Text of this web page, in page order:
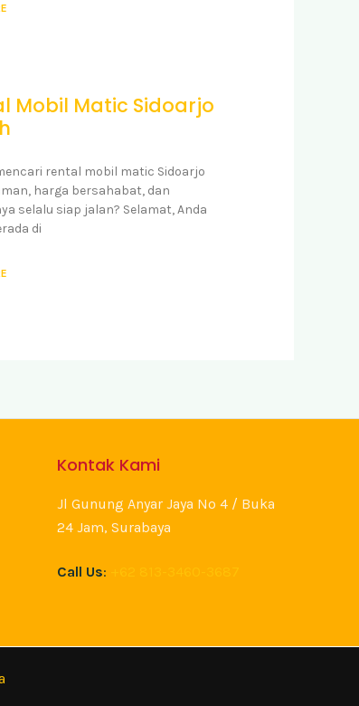
Mobil Matic Sidoarjo
rental mobil matic Sidoarjo
harga bersahabat, dan
selalu siap jalan? Selamat, Anda
di
Kontak Kami
Jl Gunung Anyar Jaya No 4 / Buka
24 Jam, Surabaya
Call Us: